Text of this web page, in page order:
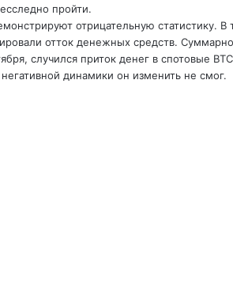
пройти.
отрицательную статистику. В
отток денежных средств.
случился приток денег в спотовые
динамики он изменить не смог.